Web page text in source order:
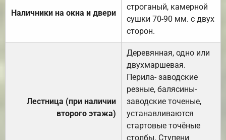
Наличники на окна и двери
строганый, камерной
сушки 70-90 мм. с двух
сторон.
Лестница (при наличии
второго этажа)
Деревянная, одно или
двухмаршевая.
Перила- заводские
резные, балясины-
заводские точеные,
устанавливаются
стартовые точёные
столбы. Ступени